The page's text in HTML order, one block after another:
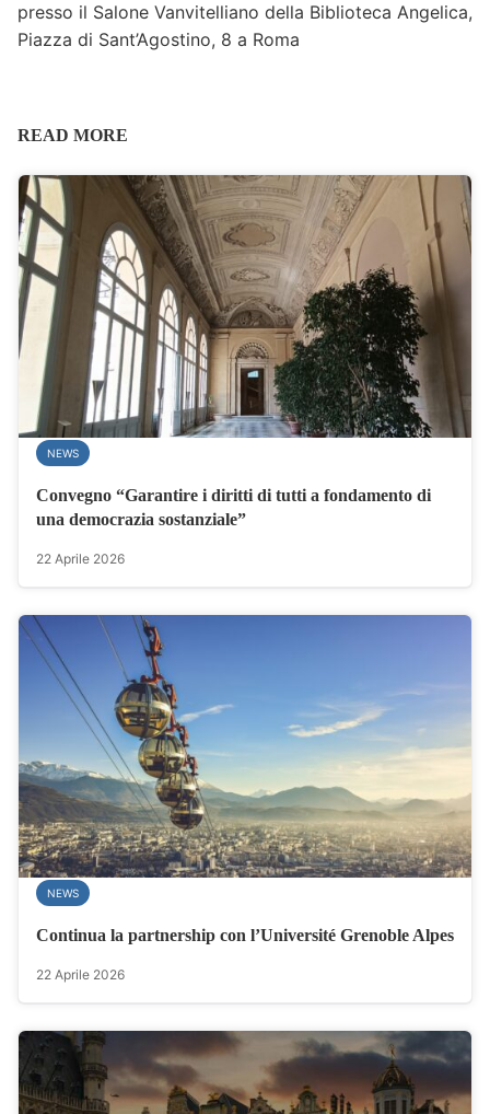
presso il Salone Vanvitelliano della Biblioteca Angelica,
Piazza di Sant’Agostino, 8 a Roma
READ MORE
NEWS
Convegno “Garantire i diritti di tutti a fondamento di
una democrazia sostanziale”
22 Aprile 2026
NEWS
Continua la partnership con l’Université Grenoble Alpes
22 Aprile 2026